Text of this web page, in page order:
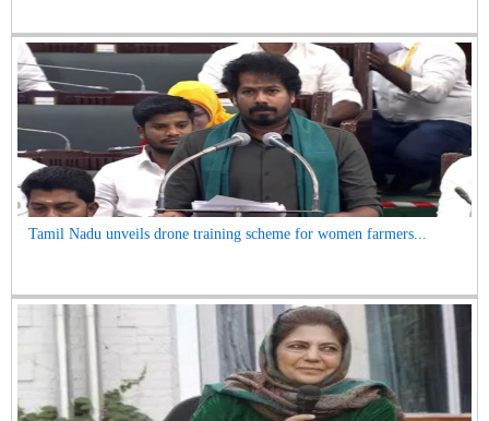
Tamil Nadu unveils drone training scheme for women farmers...